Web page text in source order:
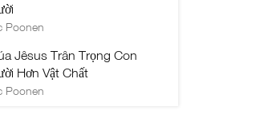
Poonen
Jêsus Trân Trọng Con
Hơn Vật Chất
Poonen